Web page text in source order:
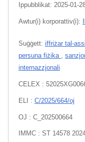
Ippubblikat: 2025-01-
Awtur(i) korporattiv(i):
Suġġett: iffriżar tal-assi
persuna fiżika
internazzjonali
CELEX :
ELI : C/2025/664/oj
OJ : C_202500664
IMMC : ST 14578